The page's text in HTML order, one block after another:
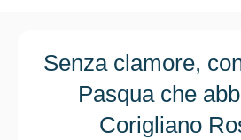
Senza clamore,
Pasqua che
Corigliano